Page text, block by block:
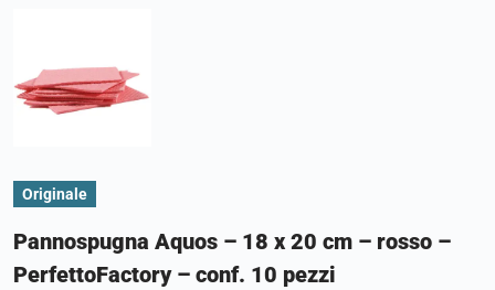
Originale
Pannospugna Aquos – 18 x 20 cm – rosso –
PerfettoFactory – conf. 10 pezzi